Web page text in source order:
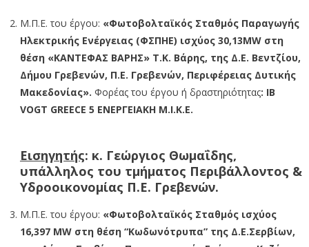
Μ.Π.Ε. του έργου: «Φωτοβολταϊκός Σταθμός Παραγωγής
Ηλεκτρικής Ενέργειας (ΦΣΠΗΕ) ισχύος 30,13MW στη
θέση «ΚΑΝΤΕΦΑΣ ΒΑΡΗΣ» Τ.Κ. Βάρης, της Δ.Ε. Βεντζίου,
Δήμου Γρεβενών, Π.Ε. Γρεβενών, Περιφέρειας Δυτικής
Μακεδονίας». Φορέας του έργου ή δραστηριότητας: IB
VOGT GREECE 5 ΕΝΕΡΓΕΙΑΚΗ Μ.Ι.Κ.Ε.
Εισηγητής: κ. Γεώργιος Θωμαΐδης,
υπάλληλος του τμήματος Περιβάλλοντος &
Υδροοικονομίας Π.Ε. Γρεβενών.
Μ.Π.Ε. του έργου: «Φωτοβολταϊκός Σταθμός ισχύος
16,397 MW στη θέση “Κωδωνότρυπα” της Δ.Ε.Σερβίων,